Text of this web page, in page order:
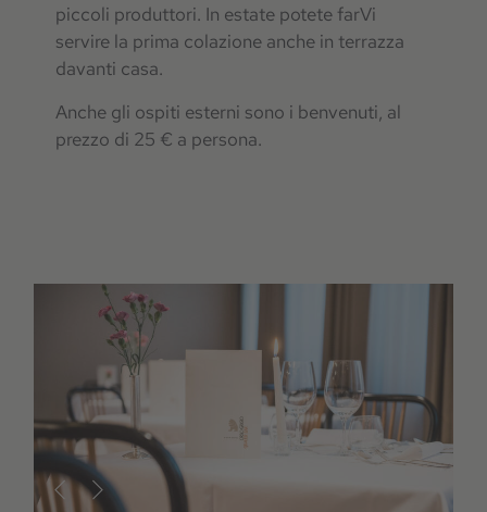
piccoli produttori. In estate potete farVi
servire la prima colazione anche in terrazza
davanti casa.
Anche gli ospiti esterni sono i benvenuti, al
prezzo di 25 € a persona.